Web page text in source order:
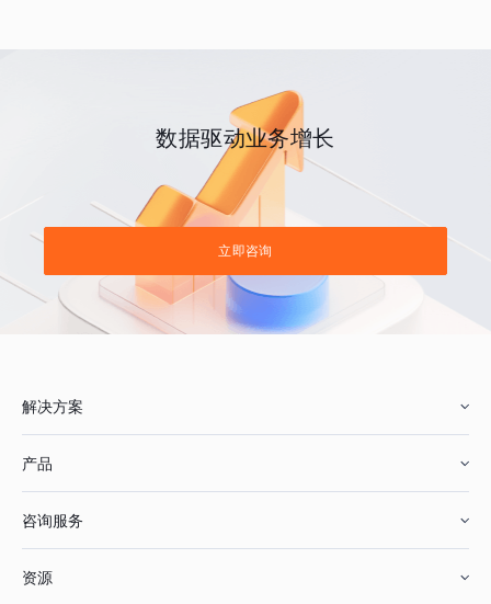
数据驱动业务增长
立即咨询
解决方案
鞋服行业
产品
咨询服务
资源